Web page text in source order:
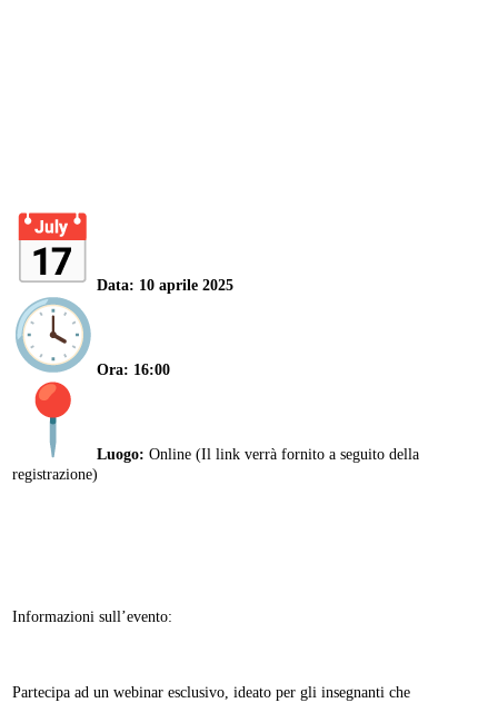
Data: 10 aprile 2025
Ora: 16:00
Luogo: Online (Il link verrà fornito a seguito della
registrazione)
Informazioni sull’evento:
Partecipa ad un webinar esclusivo, ideato per gli insegnanti che